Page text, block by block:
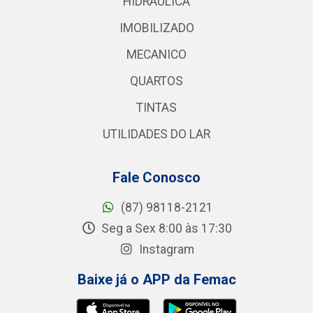
IMOBILIZADO
MECANICO
QUARTOS
TINTAS
UTILIDADES DO LAR
Fale Conosco
(87) 98118-2121
Seg a Sex 8:00 às 17:30
Instagram
Baixe já o APP da Femac